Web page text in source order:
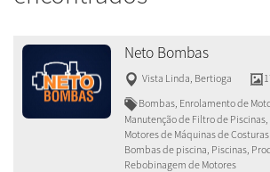
Neto Bombas
Vista Linda Bertioga
Bombas, Enrolamento de
Manutenção de Filtro de Piscinas,
Motores de Máquinas de
Bombas de piscina, Piscinas,
Rebobinagem de Motores